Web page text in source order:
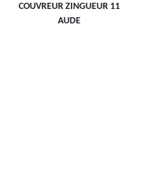
COUVREUR ZINGUEUR 11
AUDE